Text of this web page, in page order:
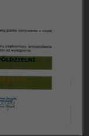
r.
osiedla
balkonów w
Lublinie w